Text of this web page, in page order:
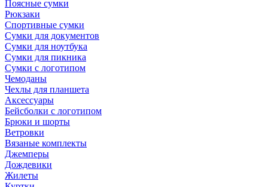
Поясные сумки
Рюкзаки
Спортивные сумки
Сумки для документов
Сумки для ноутбука
Сумки для пикника
Сумки с логотипом
Чемоданы
Чехлы для планшета
Аксессуары
Бейсболки с логотипом
Брюки и шорты
Ветровки
Вязаные комплекты
Джемперы
Дождевики
Жилеты